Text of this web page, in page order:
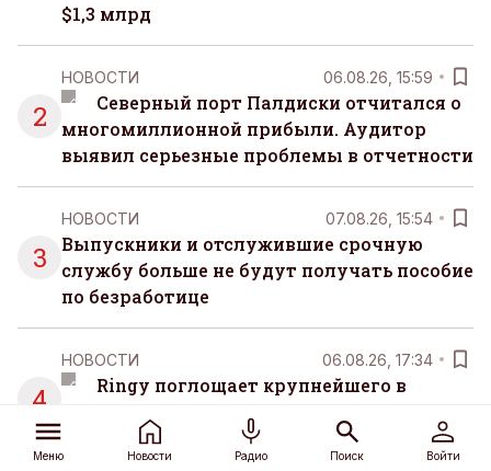
$1,3 млрд
2
НОВОСТИ 06.08.26, 15:59
Северный порт Палдиски отчитался о
многомиллионной прибыли. Аудитор
выявил серьезные проблемы в отчетности
3
НОВОСТИ 07.08.26, 15:54
Выпускники и отслужившие срочную
службу больше не будут получать пособие
по безработице
4
НОВОСТИ 06.08.26, 17:34
Ringy поглощает крупнейшего в
устройств
Меню Новости Радио Поиск Войти